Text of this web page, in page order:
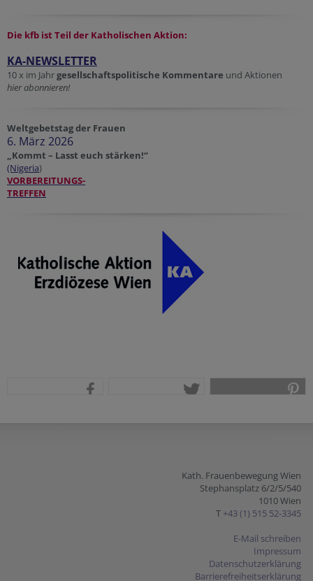
Die kfb ist Teil der Katholischen Aktion:
KA-NEWSLETTER
10 x im Jahrgesellschaftspolitische Kommentare und Aktionen
hier abonnieren!
Weltgebetstag der Frauen
6. März 2026
„Kommt – Lasst euch stärken!“
(Nigeria)
VORBEREITUNGS-
TREFFEN
Kath. Frauenbewegung Wien
Stephansplatz 6/2/5/540
1010 Wien
T +43 (1) 515 52-3345
E-Mail schreiben
Impressum
Datenschutzerklärung
Barrierefreiheitserklärung